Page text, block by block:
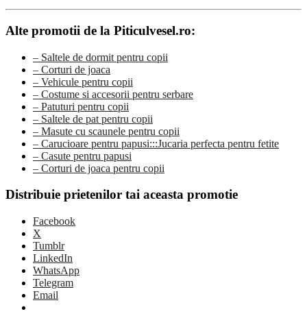
Alte promotii de la Piticulvesel.ro:
– Saltele de dormit pentru copii
– Corturi de joaca
– Vehicule pentru copii
– Costume si accesorii pentru serbare
– Patuturi pentru copii
– Saltele de pat pentru copii
– Masute cu scaunele pentru copii
– Carucioare pentru papusi:::Jucaria perfecta pentru fetite
– Casute pentru papusi
– Corturi de joaca pentru copii
Distribuie prietenilor tai aceasta promotie
Facebook
X
Tumblr
LinkedIn
WhatsApp
Telegram
Email